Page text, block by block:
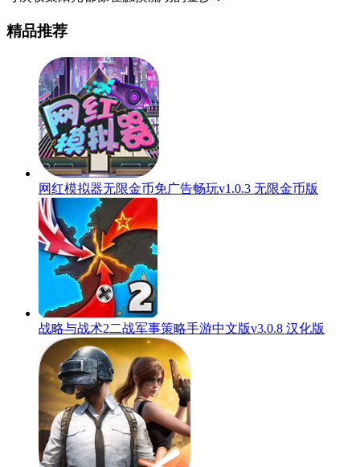
精品推荐
网红模拟器无限金币免广告畅玩v1.0.3 无限金币版
战略与战术2二战军事策略手游中文版v3.0.8 汉化版